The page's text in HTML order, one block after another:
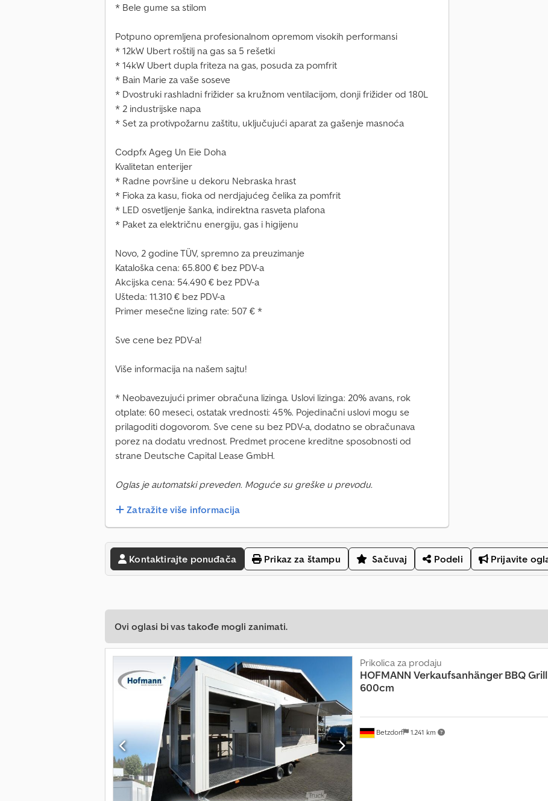
* Bele gume sa stilom
Potpuno opremljena profesionalnom opremom visokih performansi
* 12kW Ubert roštilj na gas sa 5 rešetki
* 14kW Ubert dupla friteza na gas, posuda za pomfrit
* Bain Marie za vaše soseve
* Dvostruki rashladni frižider sa kružnom ventilacijom, donji frižider od 180L
* 2 industrijske napa
* Set za protivpožarnu zaštitu, uključujući aparat za gašenje masnoća
Codpfx Ageg Un Eie Doha
Kvalitetan enterijer
* Radne površine u dekoru Nebraska hrast
* Fioka za kasu, fioka od nerdjajućeg čelika za pomfrit
* LED osvetljenje šanka, indirektna rasveta plafona
* Paket za električnu energiju, gas i higijenu
Novo, 2 godine TÜV, spremno za preuzimanje
Kataloška cena: 65.800 € bez PDV-a
Akcijska cena: 54.490 € bez PDV-a
Ušteda: 11.310 € bez PDV-a
Primer mesečne lizing rate: 507 € *
Sve cene bez PDV-a!
Više informacija na našem sajtu!
* Neobavezujući primer obračuna lizinga. Uslovi lizinga: 20% avans, rok
otplate: 60 meseci, ostatak vrednosti: 45%. Pojedinačni uslovi mogu se
prilagoditi dogovorom. Sve cene su bez PDV-a, dodatno se obračunava
porez na dodatu vrednost. Predmet procene kreditne sposobnosti od
strane Deutsche Capital Lease GmbH.
Oglas je automatski preveden. Moguće su greške u prevodu.
Zatražite više informacija
Kontaktirajte ponuđača Prikaz za štampu Sačuvaj Podeli Prijavite
Ovi oglasi bi vas takođe mogli zanimati.
Betzdorf 1.241 km
Prikolica za prodaju
HOFMANN Verkaufsanhänger BBQ
600cm